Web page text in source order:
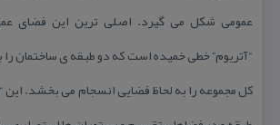
عمومی شكل می گیرد. اصلی ترین این فضای
“آتریوم” خطی خمیده است كه دو طبقه ی ساختمان
كل مجموعه را به لحاظ فضایی انسجام می بخشد. این